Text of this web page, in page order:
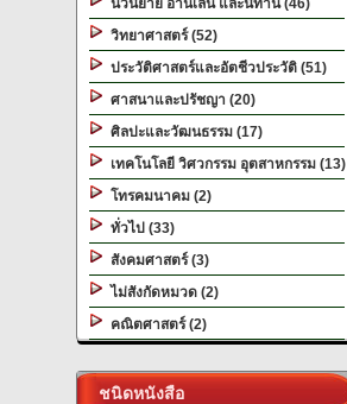
นวนิยาย อ่านเล่น และนิทาน (46)
วิทยาศาสตร์ (52)
ประวัติศาสตร์และอัตชีวประวัติ (51)
ศาสนาและปรัชญา (20)
ศิลปะและวัฒนธรรม (17)
เทคโนโลยี วิศวกรรม อุตสาหกรรม (13)
โทรคมนาคม (2)
ทั่วไป (33)
สังคมศาสตร์ (3)
ไม่สังกัดหมวด (2)
คณิตศาสตร์ (2)
ชนิดหนังสือ